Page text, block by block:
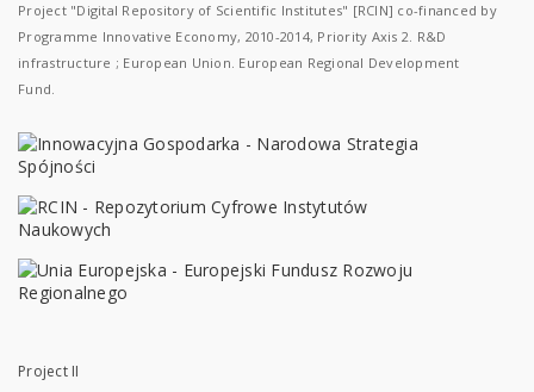
Project "Digital Repository of Scientific Institutes" [RCIN] co-financed by
Programme Innovative Economy, 2010-2014, Priority Axis 2. R&D
infrastructure ; European Union. European Regional Development
Fund.
Project II